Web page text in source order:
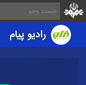
رادیو پیام